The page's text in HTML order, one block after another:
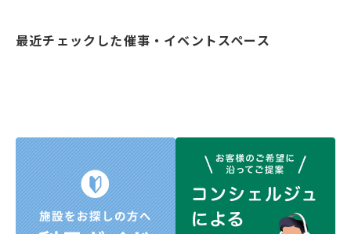
最近チェックした催事・イベントスペース